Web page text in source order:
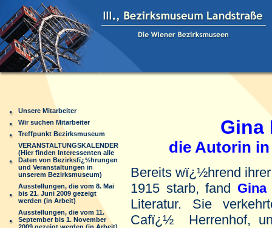
Unsere Mitarbeiter
Wir suchen Mitarbeiter
Treffpunkt Bezirksmuseum
VERANSTALTUNGSKALENDER
(Hier finden Interessenten alle
Daten von Bezirksfï¿½hrungen
und Veranstaltungen in
unserem Bezirksmuseum)
Ausstellungen, die vom 8. Mai
bis 21. Juni 2009 gezeigt
werden (in Arbeit)
Ausstellungen, die vom 11.
September bis 1. November
Gina
die Autorin in
Bereits wï¿½hrend
1915 starb, fand Gina
Literatur. Sie
Cafï¿½ Herrenhof,